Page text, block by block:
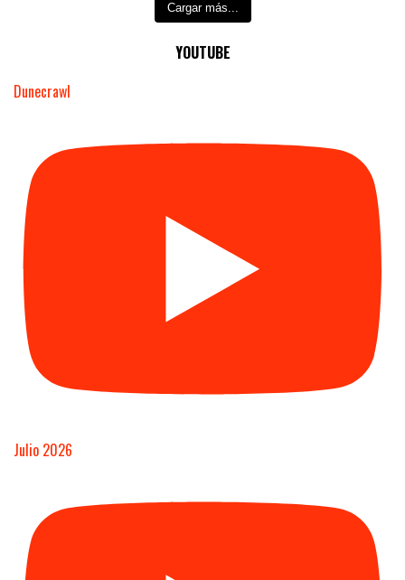
Cargar más...
YOUTUBE
Dunecrawl
Julio 2026